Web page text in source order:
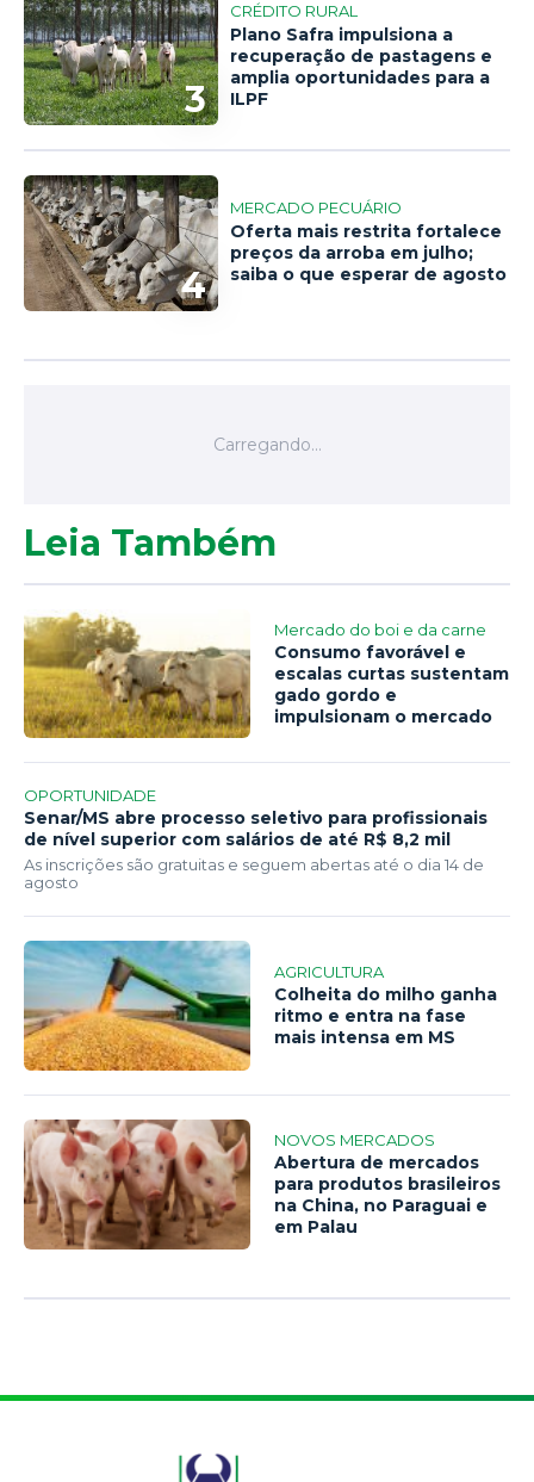
3
CRÉDITO RURAL
Plano Safra impulsiona a
recuperação de pastagens e
amplia oportunidades para a
ILPF
4
MERCADO PECUÁRIO
Oferta mais restrita fortalece
preços da arroba em julho;
saiba o que esperar de agosto
Leia Também
Mercado do boi e da carne
Consumo favorável e
escalas curtas sustentam
gado gordo e
impulsionam o mercado
OPORTUNIDADE
Senar/MS abre processo seletivo para profissionais
de nível superior com salários de até R$ 8,2 mil
As inscrições são gratuitas e seguem abertas até o dia 14 de
agosto
AGRICULTURA
Colheita do milho ganha
ritmo e entra na fase
mais intensa em MS
NOVOS MERCADOS
Abertura de mercados
para produtos brasileiros
na China, no Paraguai e
em Palau